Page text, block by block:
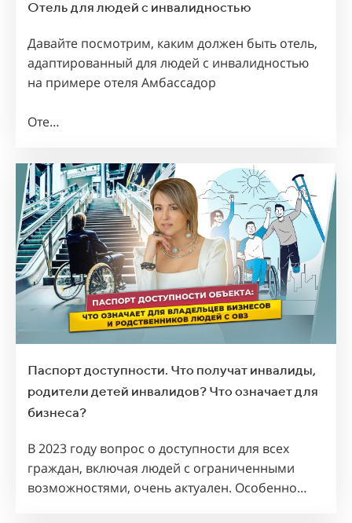
Отель для людей с инвалидностью
Давайте посмотрим, каким должен быть отель,
адаптированный для людей с инвалидностью
на примере отеля Амбассадор
Оте…
Паспорт доступности. Что получат инвалиды,
родители детей инвалидов? Что означает для
бизнеса?
В 2023 году вопрос о доступности для всех
граждан, включая людей с ограниченными
возможностями, очень актуален. Особенно…